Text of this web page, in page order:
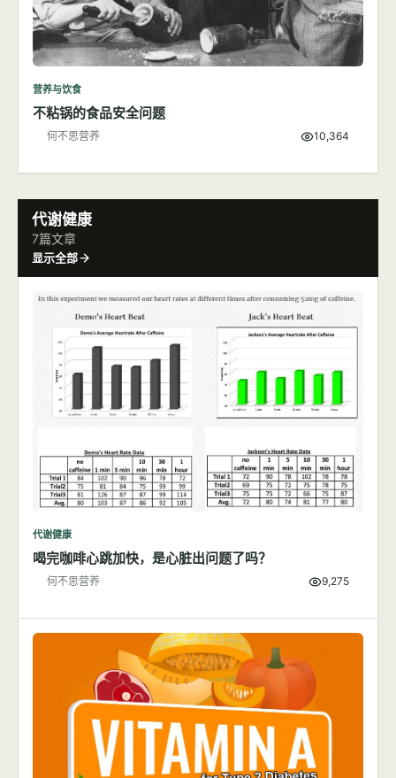
营养与饮食
不粘锅的食品安全问题
何不思营养 10,364
代谢健康
7篇文章
显示全部
代谢健康
喝完咖啡心跳加快，是心脏出问题了吗？
何不思营养 9,275